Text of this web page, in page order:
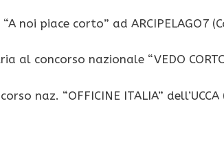
noi piace corto” ad ARCIPELAGO7
al concorso nazionale “VEDO
naz. “OFFICINE ITALIA”